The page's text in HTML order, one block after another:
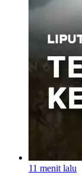
11 menit lalu